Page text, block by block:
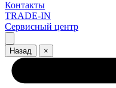
Контакты
TRADE-IN
Сервисный центр
Назад ×